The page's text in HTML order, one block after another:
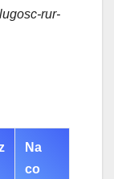
rur-
Na
co